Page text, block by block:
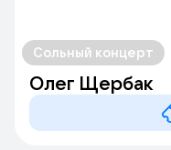
Сольный концерт
Олег Щербак